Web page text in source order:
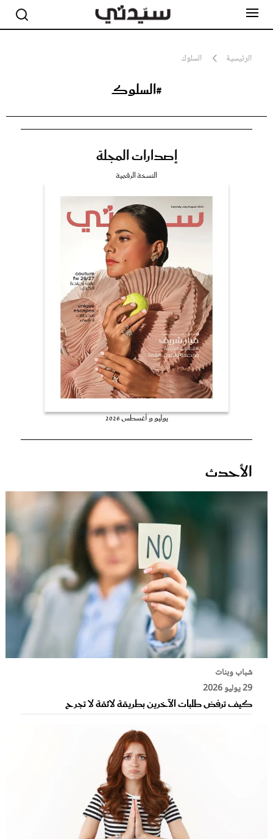
الرئيسية السلوك
#السلوك
إصدارات المجلة
النسخة الرقمية
يوليو و أغسطس 2026
الأحدث
شباب وبنات
29 يوليو 2026
كيف ترفض طلبات الآخرين بطريقة لائقة لا تجرح
جمال
صحة ورشاقة
عروس سيدتي
غلاف رفمي